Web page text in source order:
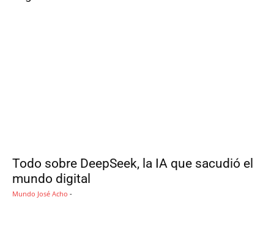
Todo sobre DeepSeek, la IA que sacudió el
mundo digital
Mundo José Acho -